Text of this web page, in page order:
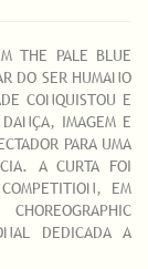
THE PALE BLUE
DO SER HUMANO
CONQUISTOU E
IMAGEM E
PARA UMA
A CURTA FOI
EM
DEDICADA A